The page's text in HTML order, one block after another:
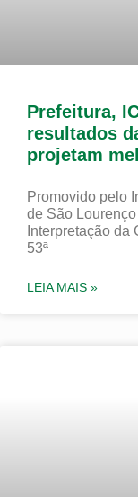
Prefeitura,
resultados
projetam
Promovido pelo
de São
Interpretação
53ª
LEIA MAIS »